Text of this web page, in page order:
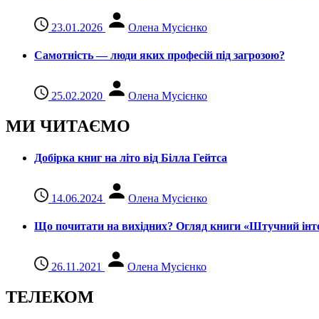
23.01.2026 Олена Мусієнко
Самотність — люди яких професій під загрозою?
25.02.2020 Олена Мусієнко
МИ ЧИТАЄМО
Добірка книг на літо від Білла Гейтса
14.06.2024 Олена Мусієнко
Що почитати на вихідних? Огляд книги «Штучний
26.11.2021 Олена Мусієнко
ТЕЛЕКОМ